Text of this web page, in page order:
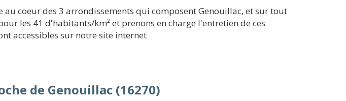
coeur des 3 arrondissements qui composent Genouillac, et sur tout
les 41 d'habitants/km² et prenons en charge l'entretien de ces
accessibles sur notre site internet
de Genouillac (16270)